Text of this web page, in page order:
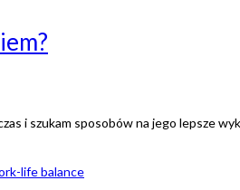
i szukam sposobów na jego lepsze
life balance